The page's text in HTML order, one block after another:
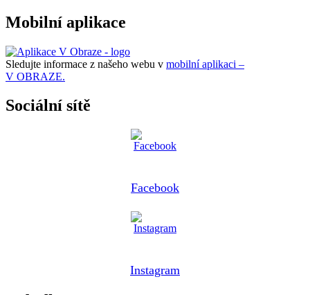
Mobilní aplikace
Sledujte informace z našeho webu v mobilní aplikaci –
V OBRAZE.
Sociální sítě
Facebook
Instagram